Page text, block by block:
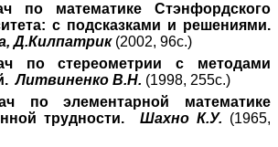
по математике Стэнфордского
с подсказками и решениями.
Д.Килпатрик (2002, 96с.)
по стереометрии с методами
Литвиненко В.Н. (1998, 255с.)
по элементарной математике
трудности. Шахно К.У. (1965,